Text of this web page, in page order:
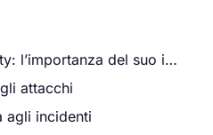
Gemini e cybersecurity: l’importanza del suo intervento
attacchi
agli incidenti